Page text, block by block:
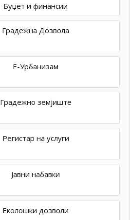
Буџет и финансии
Градежна Дозвола
Е-Урбанизам
Градежно земјиште
Регистар на услуги
Јавни набавки
Еколошки дозволи